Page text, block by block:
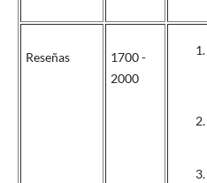
Reseñas
1700 -
2000